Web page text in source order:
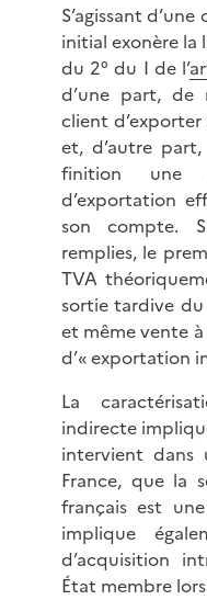
S’agissant
initial exonère la
du 2° du I de l’
d’une part, de
client d’exporter
et, d’autre
finition une
d’exportation
son compte.
remplies, le
TVA
sortie tardive du
et même vente
d’« exportation
La
indirecte
intervient dans
France, que la
français est
implique
d’acquisition
État membre